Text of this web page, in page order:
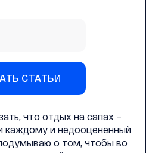
СТАТЬИ
что отдых на сапах –
каждому и недооцененный
о том, чтобы во